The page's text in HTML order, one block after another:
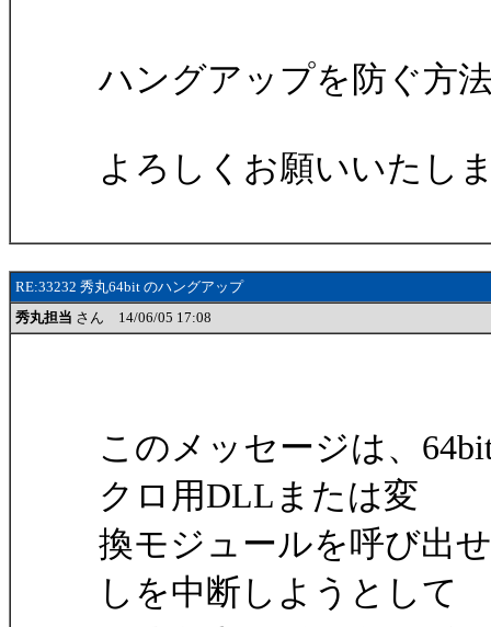
ハングアップを防ぐ方
よろしくお願いいたし
RE:33232 秀丸64bit のハングアップ
秀丸担当 さん 14/06/05 17:08
このメッセージは、
クロ用DLLまたは変
換モジュールを呼び出
しを中断しようとして